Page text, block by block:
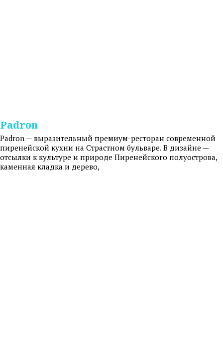
Padron
Padron — выразительный премиум-ресторан современной
пиренейской кухни на Страстном бульваре. В дизайне —
отсылки к культуре и природе Пиренейского полуострова,
каменная кладка и дерево,